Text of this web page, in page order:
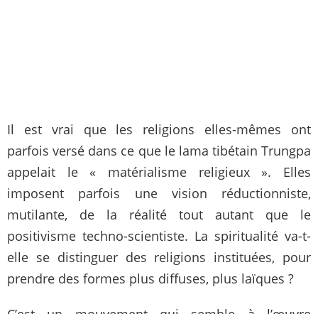
Il est vrai que les religions elles-mêmes ont
parfois versé dans ce que le lama tibétain Trungpa
appelait le « matérialisme religieux ». Elles
imposent parfois une vision réductionniste,
mutilante, de la réalité tout autant que le
positivisme techno-scientiste. La spiritualité va-t-
elle se distinguer des religions instituées, pour
prendre des formes plus diffuses, plus laïques ?